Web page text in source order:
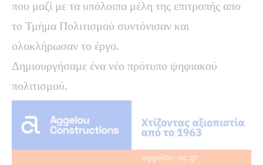
που μαζί με τα υπόλοιπα μέλη της επιτροπής απο
το Τμήμα Πολιτισμού συντόνισαν και
ολοκλήρωσαν το έργο.
Δημιουργήσαμε ένα νέο πρότυπο ψηφιακού
πολιτισμού.